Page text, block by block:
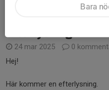
24 mar 2025
0
Hej!
Här kommer en efterlysning.
Bara